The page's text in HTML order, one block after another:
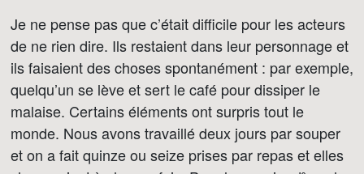
Je ne pense pas que c’était difficile pour les acteurs
de ne rien dire. Ils restaient dans leur personnage et
ils faisaient des choses spontanément : par exemple,
quelqu’un se lève et sert le café pour dissiper le
malaise. Certains éléments ont surpris tout le
monde. Nous avons travaillé deux jours par souper
et on a fait quinze ou seize prises par repas et elles